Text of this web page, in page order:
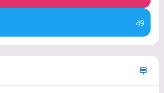
49